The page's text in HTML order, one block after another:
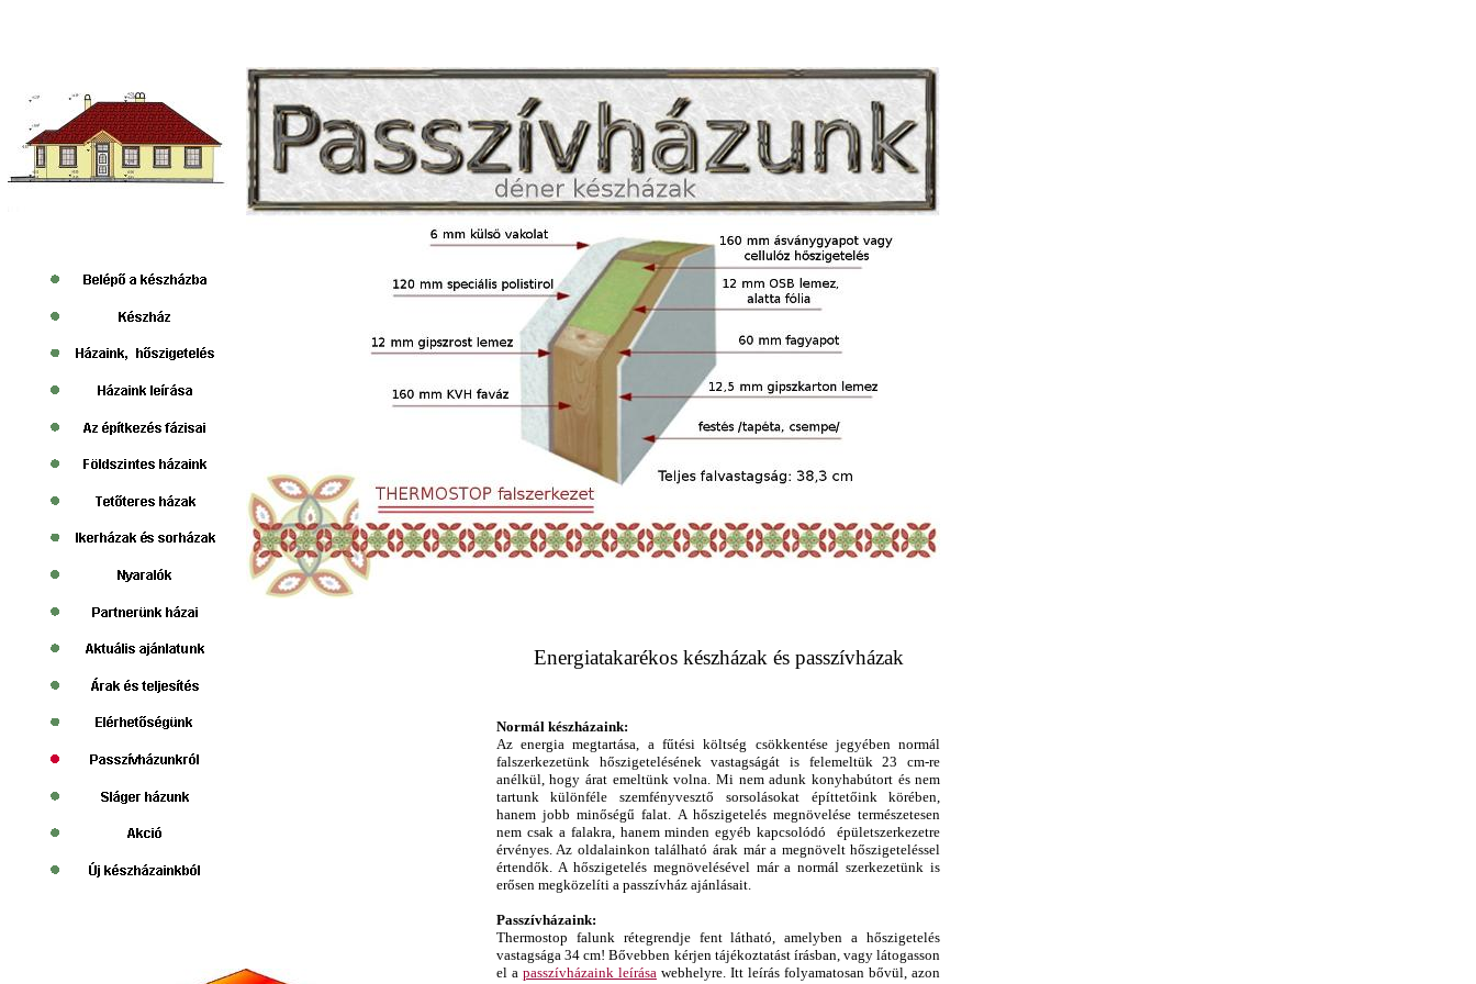
Energiatakarékos készházak és passzívházak
Normál készházaink:
Az energia megtartása, a fűtési költség csökkentése jegyében normál
falszerkezetünk hőszigetelésének vastagságát is felemeltük 23 cm-re
anélkül, hogy árat emeltünk volna. Mi nem adunk konyhabútort és nem
tartunk különféle szemfényvesztő sorsolásokat építtetőink körében,
hanem jobb minőségű falat. A hőszigetelés megnövelése természetesen
nem csak a falakra, hanem minden egyéb kapcsolódó épületszerkezetre
érvényes. Az oldalainkon található árak már a megnövelt hőszigeteléssel
értendők. A hőszigetelés megnövelésével már a normál szerkezetünk is
erősen megközelíti a passzívház ajánlásait.
Passzívházaink:
Thermostop falunk rétegrendje fent látható, amelyben a hőszigetelés
vastagsága 34 cm! Bővebben kérjen tájékoztatást írásban, vagy látogasson
el a passzívházaink leírása webhelyre. Itt leírás folyamatosan bővül, azon